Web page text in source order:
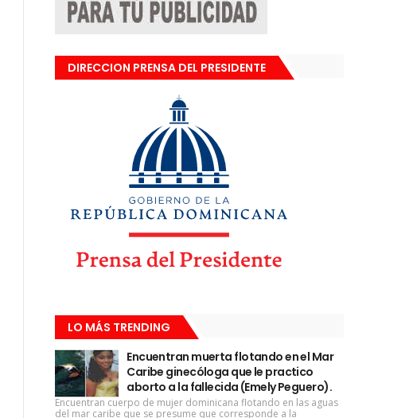
DIRECCION PRENSA DEL PRESIDENTE
LO MÁS TRENDING
Encuentran muerta flotando en el Mar
Caribe ginecóloga que le practico
aborto a la fallecida (Emely Peguero).
Encuentran cuerpo de mujer dominicana flotando en las aguas
del mar caribe que se presume que corresponde a la